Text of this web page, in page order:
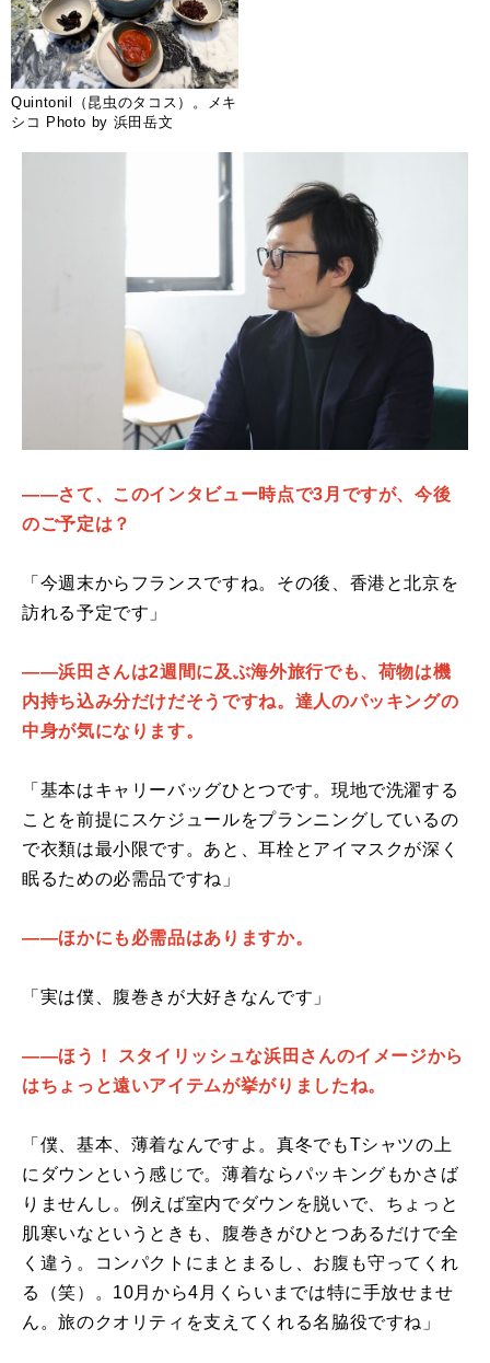
Quintonil（昆虫のタコス）。メキ
シコ Photo by 浜田岳文
――さて、このインタビュー時点で3月ですが、今後
のご予定は？
「今週末からフランスですね。その後、香港と北京を
訪れる予定です」
――浜田さんは2週間に及ぶ海外旅行でも、荷物は機
内持ち込み分だけだそうですね。達人のパッキングの
中身が気になります。
「基本はキャリーバッグひとつです。現地で洗濯する
ことを前提にスケジュールをプランニングしているの
で衣類は最小限です。あと、耳栓とアイマスクが深く
眠るための必需品ですね」
――ほかにも必需品はありますか。
「実は僕、腹巻きが大好きなんです」
――ほう！ スタイリッシュな浜田さんのイメージから
はちょっと遠いアイテムが挙がりましたね。
「僕、基本、薄着なんですよ。真冬でもTシャツの上
にダウンという感じで。薄着ならパッキングもかさば
りませんし。例えば室内でダウンを脱いで、ちょっと
肌寒いなというときも、腹巻きがひとつあるだけで全
く違う。コンパクトにまとまるし、お腹も守ってくれ
る（笑）。10月から4月くらいまでは特に手放せませ
ん。旅のクオリティを支えてくれる名脇役ですね」